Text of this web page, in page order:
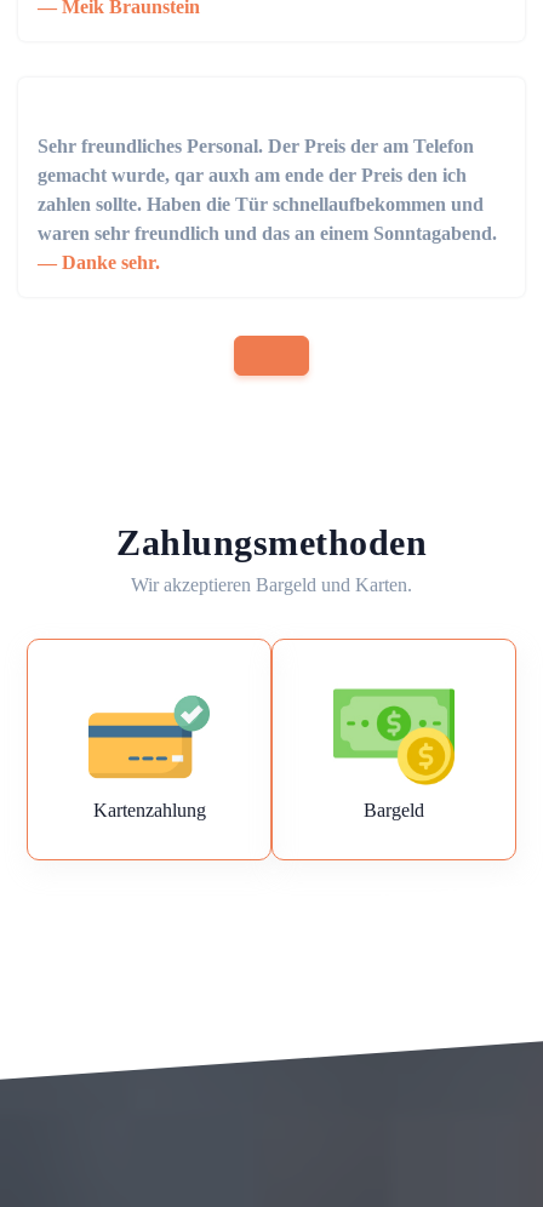
Meik Braunstein
Sehr freundliches Personal. Der Preis der am Telefon
gemacht wurde, qar auxh am ende der Preis den ich
zahlen sollte. Haben die Tür schnellaufbekommen und
waren sehr freundlich und das an einem Sonntagabend.
Danke sehr.
Zahlungsmethoden
Wir akzeptieren Bargeld und Karten.
Kartenzahlung Bargeld